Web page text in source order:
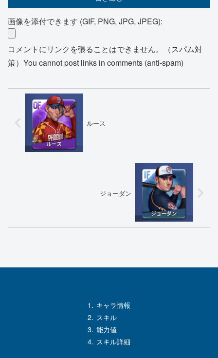
画像を添付できます (GIF, PNG, JPG, JPEG):
コメントにリンクを張ることはできません。（スパム対
策）You cannot post links in comments (anti-spam)
ルース
ジョーダン
キャラ情報
スキル
能力値
スキル詳細